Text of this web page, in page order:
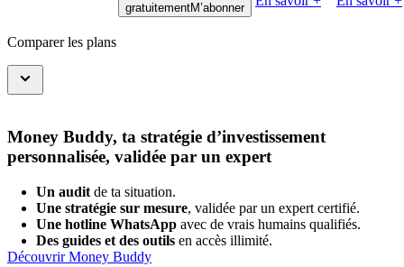
gratuitementM’abonner
Comparer les plans
Money Buddy, ta stratégie d’investissement
personnalisée, validée par un expert
Un audit de ta situation.
Une stratégie sur mesure, validée par un expert certifié.
Une hotline WhatsApp avec de vrais humains qualifiés.
Des guides et des outils en accès illimité.
Découvrir Money Buddy